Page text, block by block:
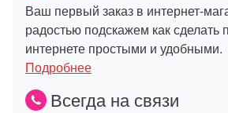
Ваш первый заказ в интернет-
радостью подскажем как сделать
интернете простыми и удобными.
Подробнее
Всегда на связи